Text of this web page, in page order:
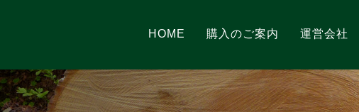
HOME 購入のご案内 運営会社